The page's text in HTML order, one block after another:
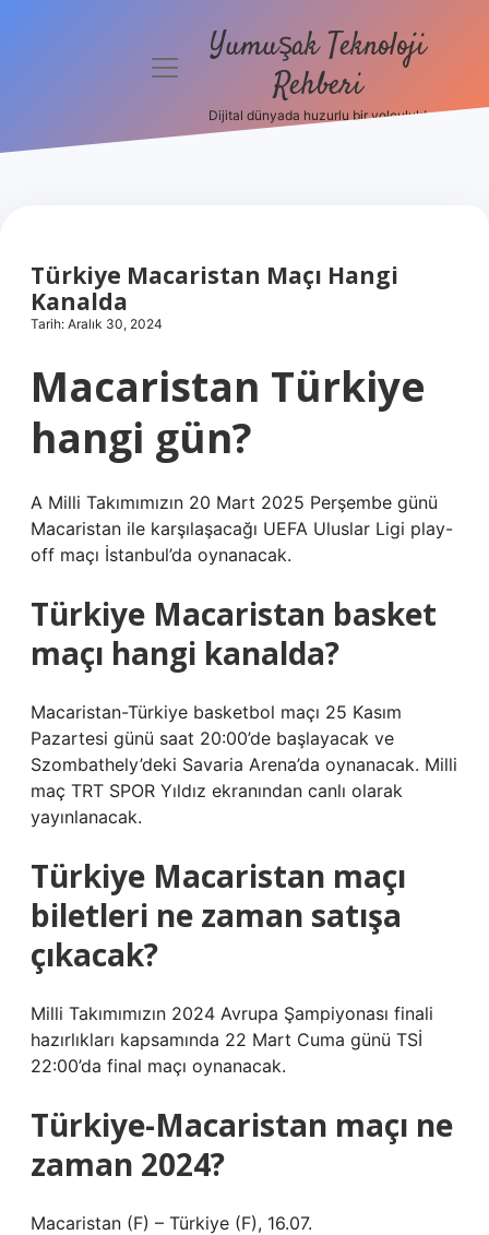
Hakkımızda
menüyüYumuşak Teknoloji
Rehberi
Dijital dünyada huzurlu bir yolculuk!
Türkiye Macaristan Maçı Hangi
Kanalda
Tarih: Aralık 30, 2024
Macaristan Türkiye
hangi gün?
A Milli Takımımızın 20 Mart 2025 Perşembe günü
Macaristan ile karşılaşacağı UEFA Uluslar Ligi play-
off maçı İstanbul’da oynanacak.
Türkiye Macaristan basket
maçı hangi kanalda?
Macaristan-Türkiye basketbol maçı 25 Kasım
Pazartesi günü saat 20:00’de başlayacak ve
Szombathely’deki Savaria Arena’da oynanacak. Milli
maç TRT SPOR Yıldız ekranından canlı olarak
yayınlanacak.
Türkiye Macaristan maçı
biletleri ne zaman satışa
çıkacak?
Milli Takımımızın 2024 Avrupa Şampiyonası finali
hazırlıkları kapsamında 22 Mart Cuma günü TSİ
22:00’da final maçı oynanacak.
Türkiye-Macaristan maçı ne
zaman 2024?
Macaristan (F) – Türkiye (F), 16.07.